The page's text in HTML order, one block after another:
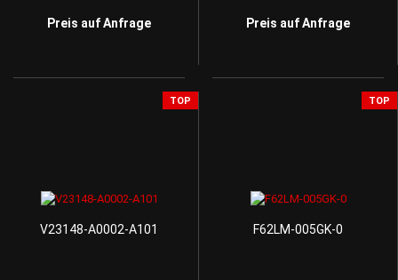
Preis auf Anfrage Preis auf Anfrage
TOP
V23148-A0002-A101
TOP
F62LM-005GK-0